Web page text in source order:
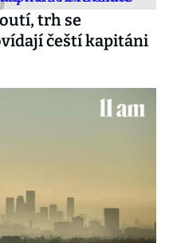
trh se
čeští kapitáni